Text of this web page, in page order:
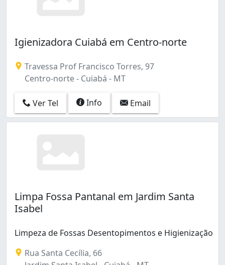
Igienizadora Cuiabá em Centro-norte
Travessa Prof Francisco Torres, 97
Centro-norte - Cuiabá - MT
Ver Tel Info Email
Limpa Fossa Pantanal em Jardim Santa
Isabel
Limpeza de Fossas Desentopimentos e Higienização
Rua Santa Cecília, 66